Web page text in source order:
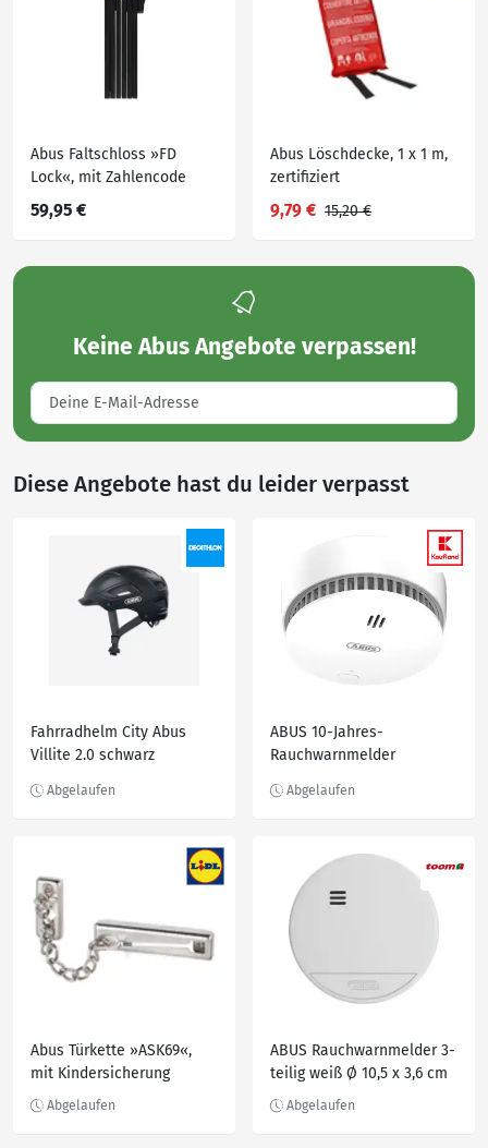
Abus Faltschloss »FD
Lock«, mit Zahlencode
59,95 €
Abus Löschdecke, 1 x 1 m,
zertifiziert
9,79 € 15,20 €
Keine Abus Angebote verpassen!
Diese Angebote hast du leider verpasst
Fahrradhelm City Abus
Villite 2.0 schwarz
ABUS 10-Jahres-
Rauchwarnmelder
Abus Türkette »ASK69«,
mit Kindersicherung
ABUS Rauchwarnmelder 3-
teilig weiß Ø 10,5 x 3,6 cm